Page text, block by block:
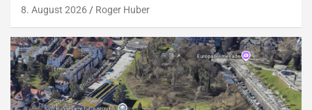
8. August 2026 Roger Huber